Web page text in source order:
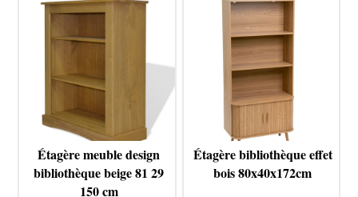
Étagère meuble design
bibliothèque beige 81 29
150 cm
Étagère bibliothèque effet
bois 80x40x172cm